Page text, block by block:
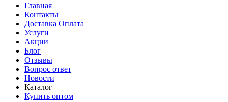
Главная
Контакты
Доставка Оплата
Услуги
Акции
Блог
Отзывы
Вопрос ответ
Новости
Каталог
Купить оптом